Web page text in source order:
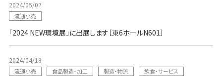
2024/05/07
流通小売
「2024 NEW環境展」に出展します［東6ホールN601］
2024/04/18
流通小売 食品製造・加工 製造・物流 飲食・サービス